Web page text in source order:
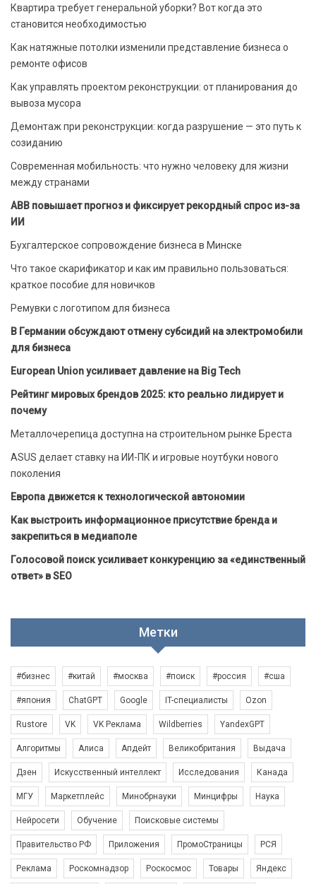
Квартира требует генеральной уборки? Вот когда это
становится необходимостью
Как натяжные потолки изменили представление бизнеса о
ремонте офисов
Как управлять проектом реконструкции: от планирования до
вывоза мусора
Демонтаж при реконструкции: когда разрушение — это путь к
созиданию
Современная мобильность: что нужно человеку для жизни
между странами
ABB повышает прогноз и фиксирует рекордный спрос из-за
ИИ
Бухгалтерское сопровождение бизнеса в Минске
Что такое скарификатор и как им правильно пользоваться:
краткое пособие для новичков
Ремувки с логотипом для бизнеса
В Германии обсуждают отмену субсидий на электромобили
для бизнеса
European Union усиливает давление на Big Tech
Рейтинг мировых брендов 2025: кто реально лидирует и
почему
Металлочерепица доступна на строительном рынке Бреста
ASUS делает ставку на ИИ-ПК и игровые ноутбуки нового
поколения
Европа движется к технологической автономии
Как выстроить информационное присутствие бренда и
закрепиться в медиаполе
Голосовой поиск усиливает конкуренцию за «единственный
ответ» в SEO
Метки
#бизнес #китай #москва #поиск #россия #сша
#япония ChatGPT Google IT-специалисты Ozon
Rustore VK VK Реклама Wildberries YandexGPT
Алгоритмы Алиса Апдейт Великобритания Выдача
Дзен Искусственный интеллект Исследования Канада
МГУ Маркетплейс Минобрнауки Минцифры Наука
Нейросети Обучение Поисковые системы
Правительство РФ Приложения ПромоСтраницы РСЯ
Реклама Роскомнадзор Роскосмос Товары Яндекс